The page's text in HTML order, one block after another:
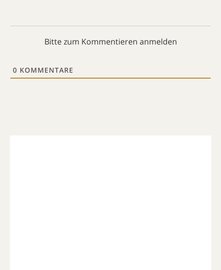
Bitte zum Kommentieren anmelden
0 KOMMENTARE